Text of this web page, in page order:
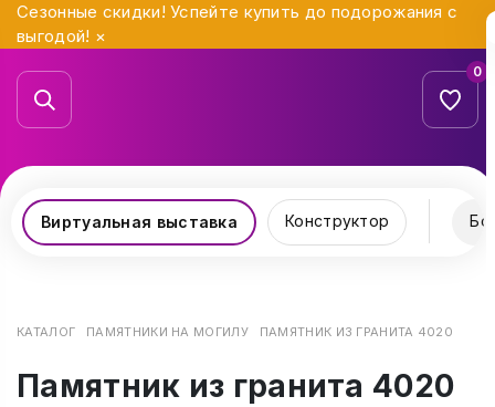
Сезонные скидки! Успейте купить до подорожания с
выгодой! ×
0
Виртуальная выставка Конструктор
КАТАЛОГ ПАМЯТНИКИ НА МОГИЛУ ПАМЯТНИК ИЗ ГРАНИТА 4020
Памятник из гранита 4020